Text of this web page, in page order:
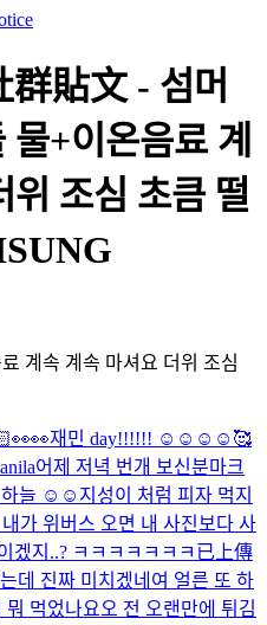
貼文 - 섬머
+이온음료 계
위 조심 초큼 떨
계속 계속 마셔요 더위 조심
👀👀재민 day!!!!!! ☺️☺️☺️☺️ 🥰
어제 저녁 번개 보신분마크
하늘 ☺️☺️ 지성이 처럼 피자 먹지
가 위버스 오면 내 사진보다 사
겠지..? ㅋㅋㅋㅋㅋㅋㅋ 已上傳
데 진짜 미치겠네여 얼른 또 하
뭐 먹었나요오 전 오랜만에 튀김